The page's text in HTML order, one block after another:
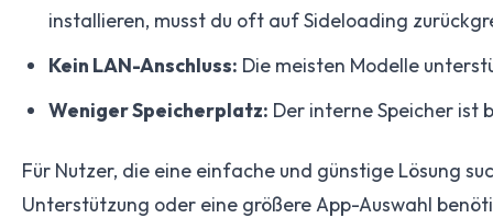
installieren, musst du oft auf Sideloading
Kein LAN-Anschluss: Die meisten Modelle
Weniger Speicherplatz: Der interne Speicher ist
Für Nutzer, die eine einfache und günstige Lösung
Unterstützung oder eine größere App-Auswahl